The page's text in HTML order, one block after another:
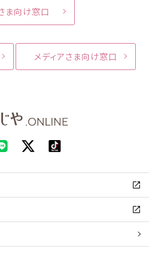
ま向け窓口
メディアさま向け窓口